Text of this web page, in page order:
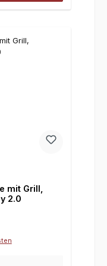
mit Grill,
2.0